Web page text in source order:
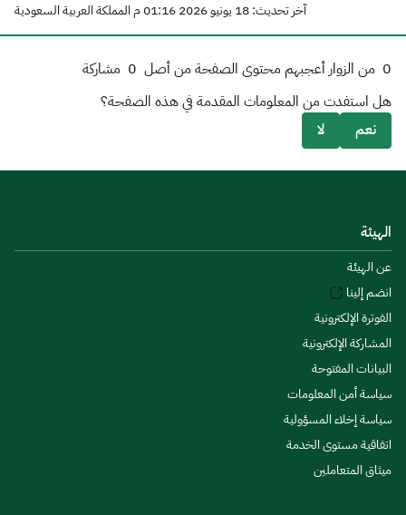
آخر تحديث: 18 يونيو 2026 01:16 م المملكة العربية السعودية
0 من الزوار أعجبهم محتوى الصفحة من أصل 0 مشاركة
هل استفدت من المعلومات المقدمة في هذه الصفحة؟
نعم
لا
الهيئة
عن الهيئة
انضم إلينا
الفوترة الإلكترونية
المشاركة الإلكترونية
البيانات المفتوحة
سياسة أمن المعلومات
سياسة إخلاء المسؤولية
اتفاقية مستوى الخدمة
ميثاق المتعاملين